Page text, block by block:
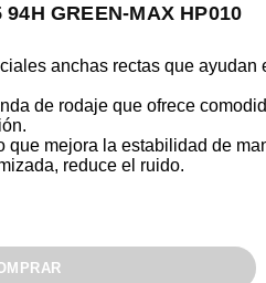
GREEN-MAX HP010
anchas rectas que ayudan
de rodaje que ofrece
que mejora la estabilidad de
reduce el ruido.